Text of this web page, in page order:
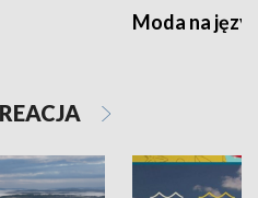
Moda na